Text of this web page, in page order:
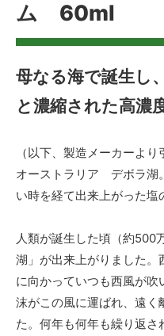
ム 60ml
母なる海で誕生し
と濃縮された高濃
（以下、製造メーカーより
オーストラリア デボラ湖
い時を経て出来上がった塩
人類が誕生した頃（約500
湖」が出来上がりました
に向かっていつも西風が
沫がこの風に運ばれ、遠く
た。何年も何年も繰り返